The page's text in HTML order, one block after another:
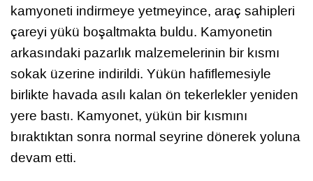
kamyoneti indirmeye yetmeyince, araç sahipleri
çareyi yükü boşaltmakta buldu. Kamyonetin
arkasındaki pazarlık malzemelerinin bir kısmı
sokak üzerine indirildi. Yükün hafiflemesiyle
birlikte havada asılı kalan ön tekerlekler yeniden
yere bastı. Kamyonet, yükün bir kısmını
bıraktıktan sonra normal seyrine dönerek yoluna
devam etti.